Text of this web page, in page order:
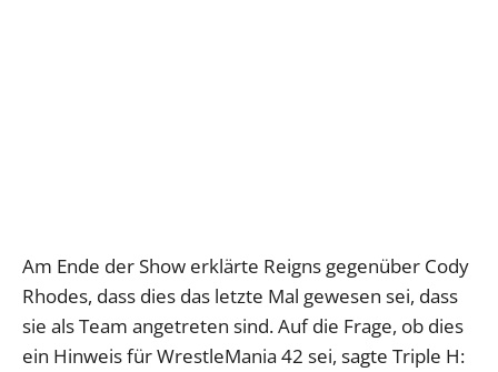
Am Ende der Show erklärte Reigns gegenüber Cody
Rhodes, dass dies das letzte Mal gewesen sei, dass
sie als Team angetreten sind. Auf die Frage, ob dies
ein Hinweis für WrestleMania 42 sei, sagte Triple H: